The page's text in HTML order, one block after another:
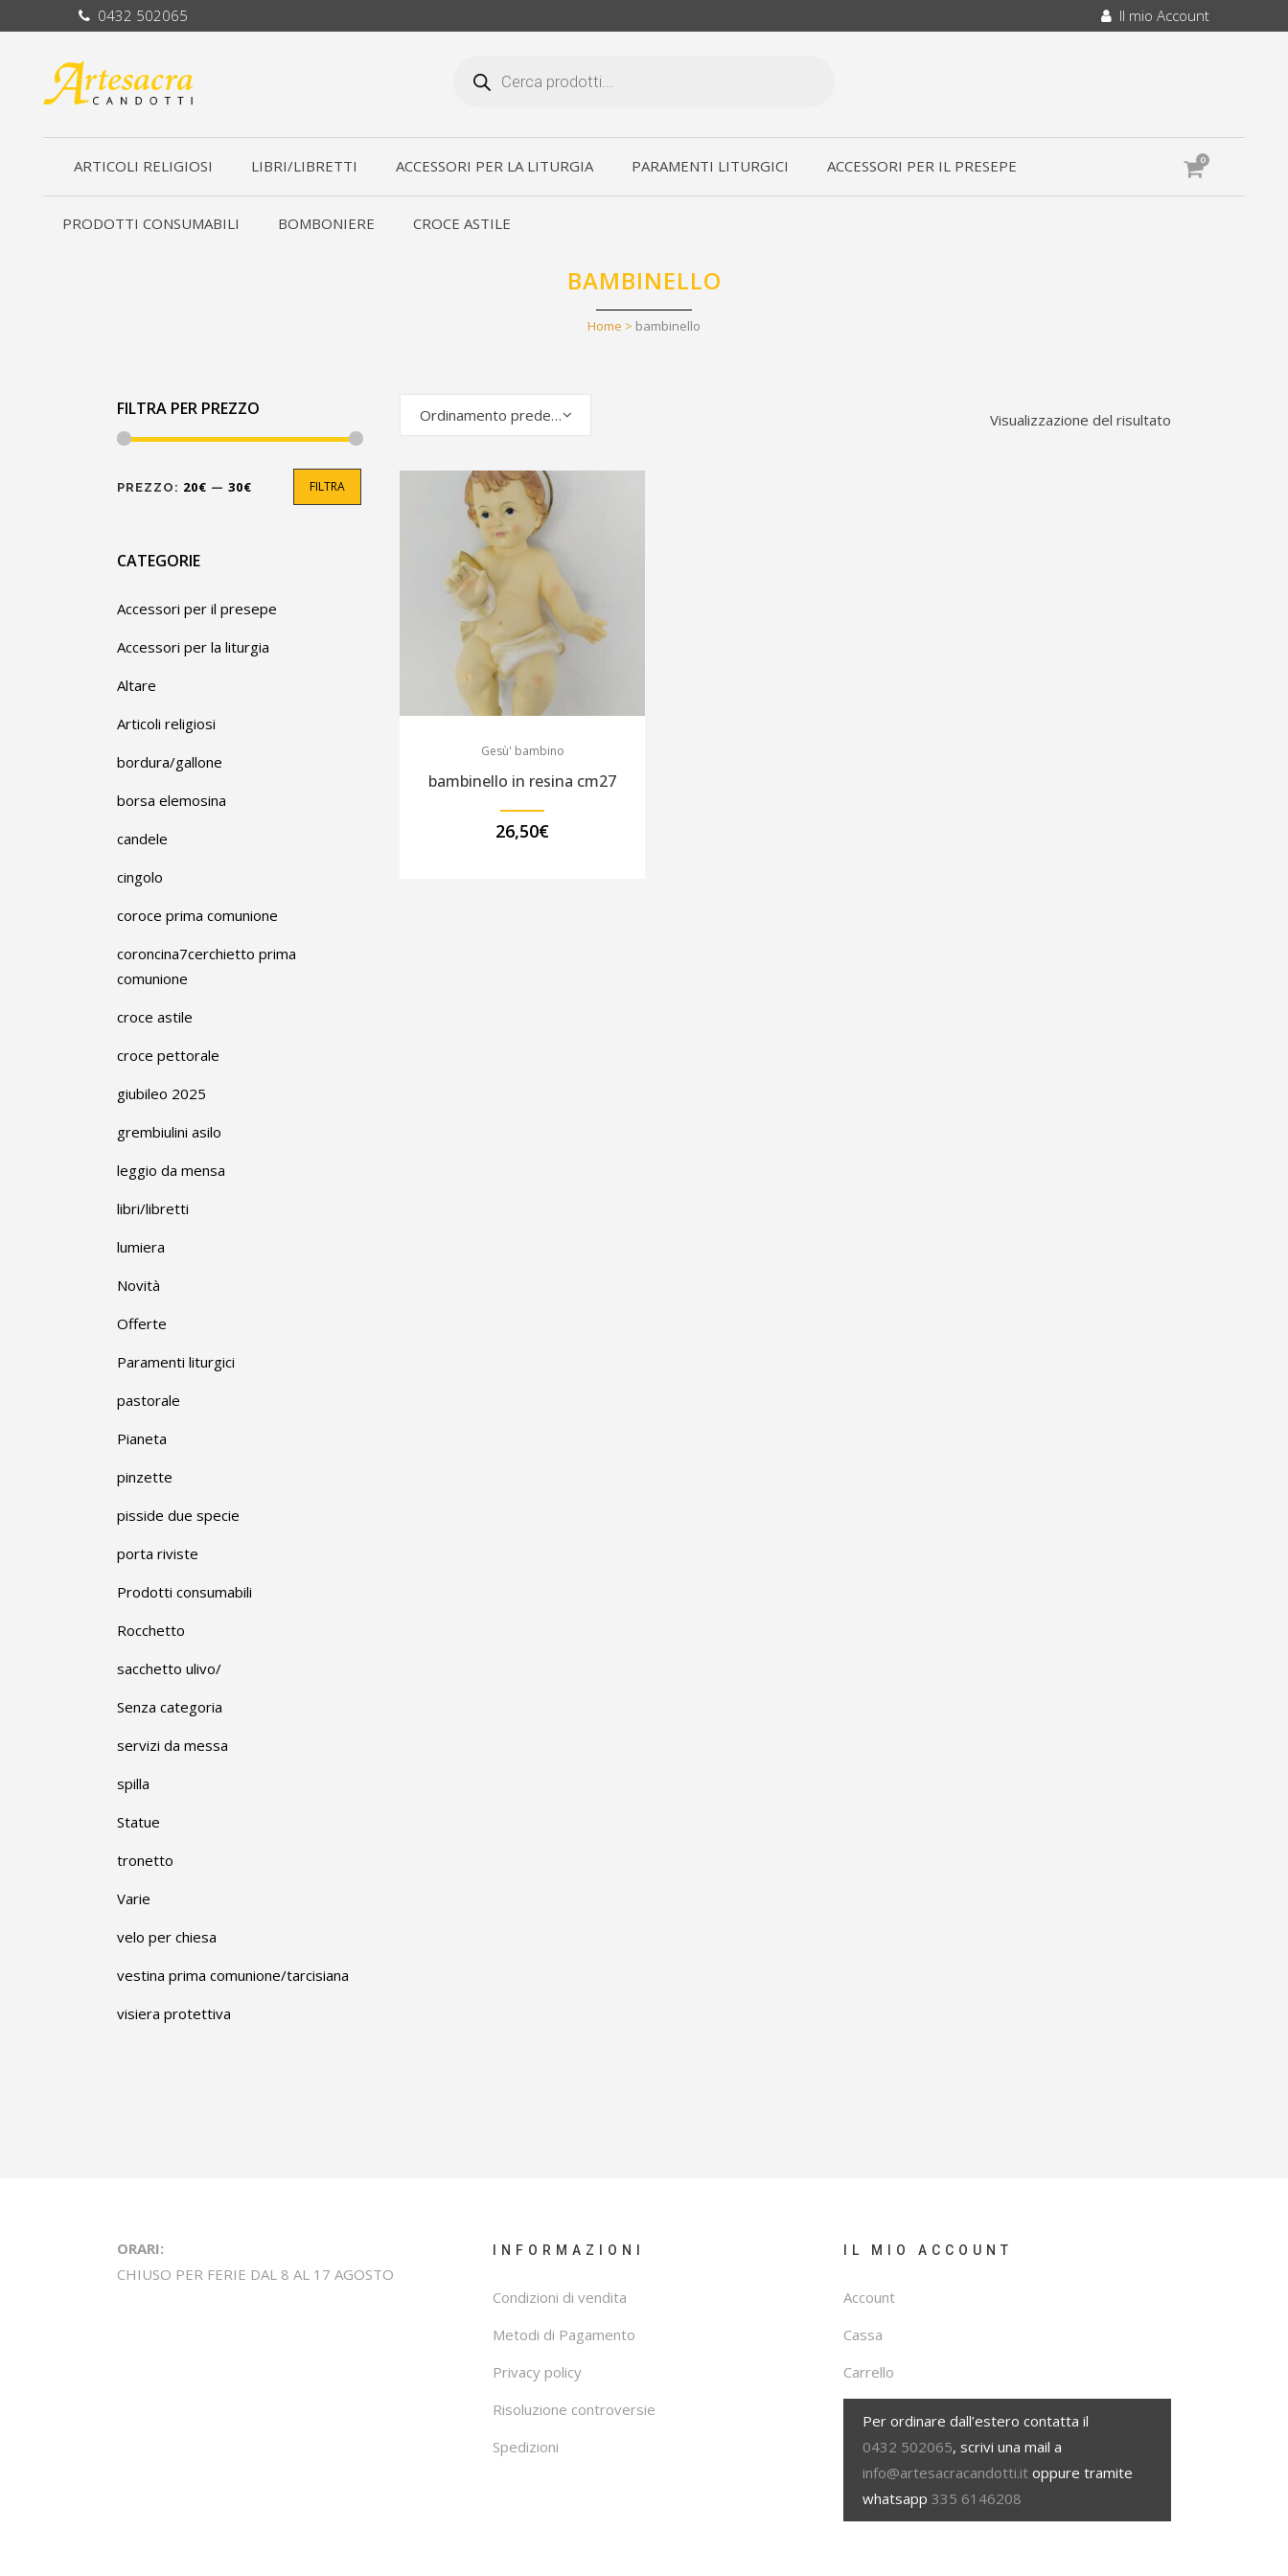
0432 502065 Il mio Account
search
ARTICOLI RELIGIOSI LIBRI/LIBRETTI ACCESSORI PER LA LITURGIA PARAMENTI LITURGICI ACCESSORI PER IL PRESEPE
PRODOTTI CONSUMABILI BOMBONIERE CROCE ASTILE
0
BAMBINELLO
Home > bambinello
FILTRA PER PREZZO
Prezzo
Prezzo
FILTRA
PREZZO: 20€ — 30€
CATEGORIE
Accessori per il presepe
Accessori per la liturgia
Altare
Articoli religiosi
bordura/gallone
borsa elemosina
candele
cingolo
coroce prima comunione
coroncina7cerchietto prima
comunione
croce astile
croce pettorale
giubileo 2025
grembiulini asilo
leggio da mensa
libri/libretti
lumiera
Novità
Offerte
Paramenti liturgici
pastorale
Pianeta
pinzette
pisside due specie
porta riviste
Prodotti consumabili
Rocchetto
sacchetto ulivo/
Senza categoria
servizi da messa
spilla
Statue
tronetto
Varie
velo per chiesa
vestina prima comunione/tarcisiana
visiera protettiva
Visualizzazione del risultato
Ordinamento predefinito
Gesù' bambino
bambinello in resina cm27
26,50€
ORARI:
CHIUSO PER FERIE DAL 8 AL 17 AGOSTO
INFORMAZIONI
Condizioni di vendita
Metodi di Pagamento
Privacy policy
Risoluzione controversie
Spedizioni
IL MIO ACCOUNT
Account
Cassa
Carrello
Per ordinare dall’estero contatta il
0432 502065, scrivi una mail a
info@artesacracandotti.it oppure tramite
whatsapp335 6146208